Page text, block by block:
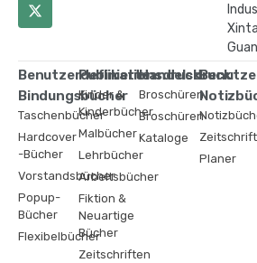
Benutzerdefinierte
Bindungsbücher
Taschenbücher
Hardcover
-Bücher
Vorstandsbücher
Popup-
Bücher
Flexibelbücher
Publikationsdruck
Kinder &
Kinderbücher
Malbücher
Lehrbücher
Arbeitsbücher
Fiktion &
Neuartige
Bücher
Zeitschriften
Handelsdruck
Broschüren
Broschüren
Kataloge
Planer